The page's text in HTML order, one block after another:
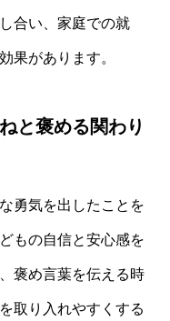
合い、家庭での就
果があります。
と褒める関わり
勇気を出したことを
もの自信と安心感を
褒め言葉を伝える時
取り入れやすくする